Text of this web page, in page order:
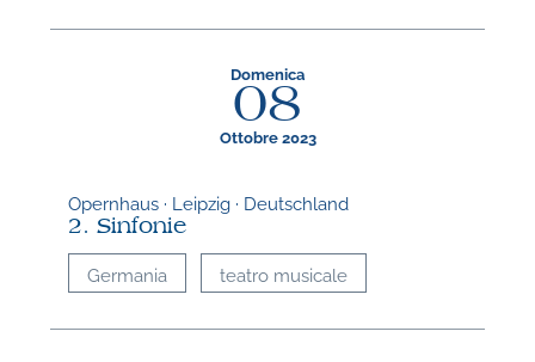
Domenica
08
Ottobre 2023
Opernhaus · Leipzig · Deutschland
2. Sinfonie
Germania teatro musicale